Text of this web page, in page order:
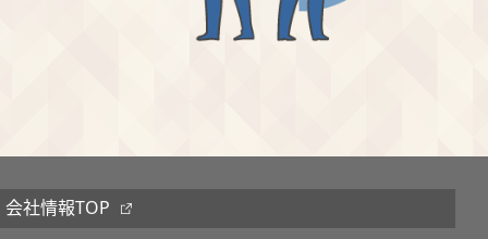
会社情報TOP